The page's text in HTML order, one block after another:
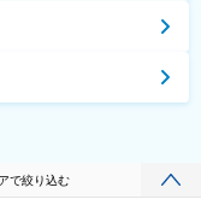
で絞り込む